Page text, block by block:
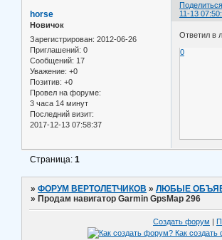
11-13
horse
Новичок
Зарегистрирован: 2012-06-26
Приглашений: 0
Сообщений: 17
Уважение: +0
Позитив: +0
Провел на форуме:
3 часа 14 минут
Последний визит:
2017-12-13 07:58:37
Ответил в
0
Страница:1
»ФОРУМ ВЕРТОЛЕТЧИКОВ »ЛЮБЫЕ
» Продам навигатор Garmin GpsMap 296
Создать форум |